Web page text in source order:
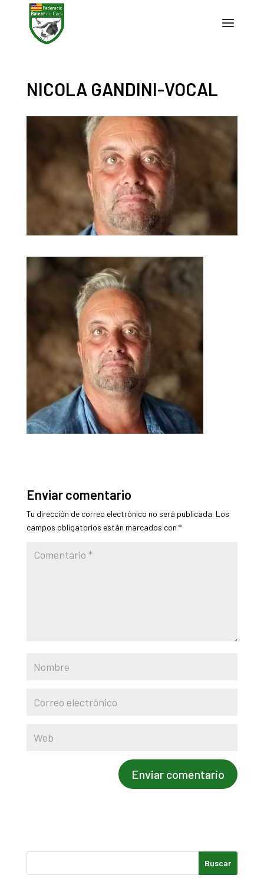
NICOLA GANDINI-VOCAL
Enviar comentario
Tu dirección de correo electrónico no será publicada. Los
campos obligatorios están marcados con *